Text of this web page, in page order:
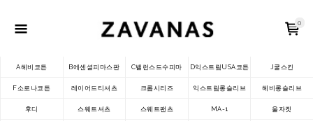
0
A헤비코튼 B에센셜피마스판 C밸런스드수피마 D익스트림USA코튼 J쿨스킨
F소로나코튼 레이어드티셔츠 크롭시리즈 익스트림롱슬리브 헤비롱슬리브
후디 스웨트셔츠 스웨트팬츠 MA-1 울자켓